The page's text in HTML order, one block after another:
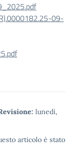
09-
lunedì,
articolo è stato